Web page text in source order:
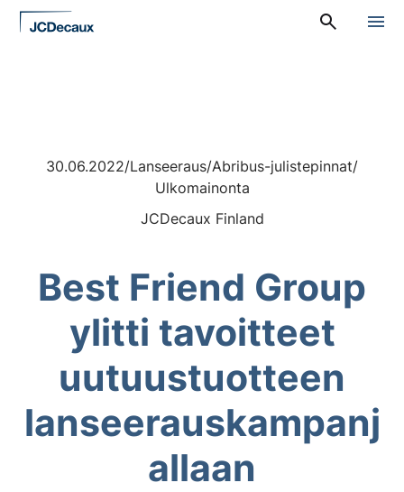
Siirry
suoraan
A
30.06.2022/Lanseeraus/Abribus-julistepinnat/
Ulkomainonta
JCDecaux Finland
Best Friend Group
ylitti tavoitteet
uutuustuotteen
lanseerauskampanj
allaan